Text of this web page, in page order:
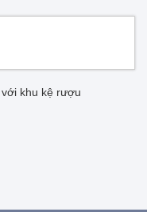
khu kệ rượu